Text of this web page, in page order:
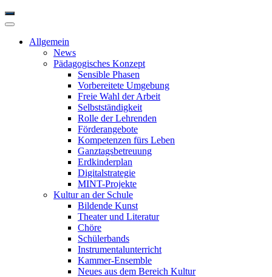
Allgemein
News
Pädagogisches Konzept
Sensible Phasen
Vorbereitete Umgebung
Freie Wahl der Arbeit
Selbstständigkeit
Rolle der Lehrenden
Förderangebote
Kompetenzen fürs Leben
Ganztagsbetreuung
Erdkinderplan
Digitalstrategie
MINT-Projekte
Kultur an der Schule
Bildende Kunst
Theater und Literatur
Chöre
Schülerbands
Instrumentalunterricht
Kammer-Ensemble
Neues aus dem Bereich Kultur